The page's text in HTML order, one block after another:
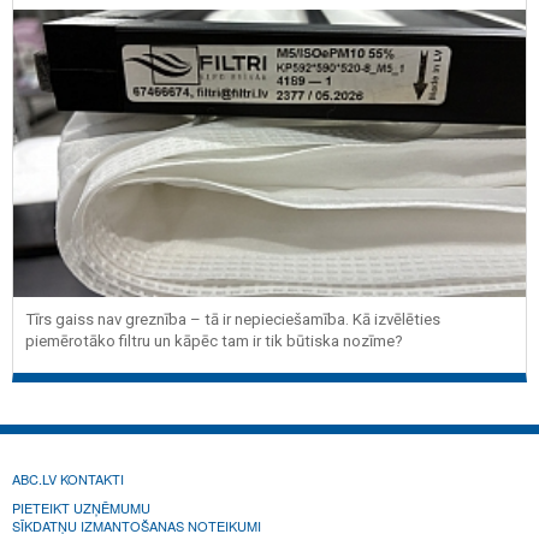
Tīrs gaiss nav greznība – tā ir nepieciešamība. Kā izvēlēties
piemērotāko filtru un kāpēc tam ir tik būtiska nozīme?
ABC.LV KONTAKTI
PIETEIKT UZŅĒMUMU
SĪKDATŅU IZMANTOŠANAS NOTEIKUMI